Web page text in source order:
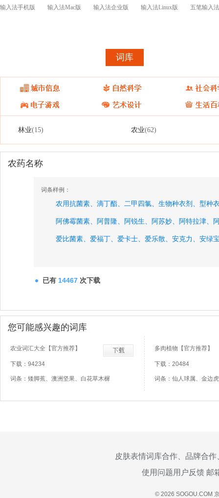
输入法手机版 输入法Mac版 输入法企业版 输入法Linux版 五笔输入法
词库
林业(15) 农业(62)
农药名称
词条样例：
农用抗菌素、 滴丁酯、 二甲四氯、 生物种衣剂、 型种
阿佛霉菌素、 阿普隆、 阿锐生、 阿苏妙、 阿特拉津、
爱比菌素、 爱福丁、 爱卡士、 爱乐散、 安克力、 安绿
已有 14467 次下载
您可能感兴趣的词库
农业词汇大全【官方推荐】
下载：94234
词条：矮脚蕉、澳洲坚果、白花草木樨
多肉植物【官方推荐】
下载：20484
词条：仙人球属、金边
皮肤表情词库合作、品牌合
使用问题用户反馈 邮
© 2026 SOGOU.COM